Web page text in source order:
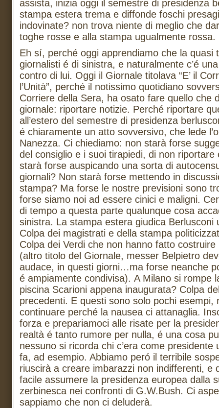
assista, inizia oggi il semestre di presidenza
stampa estera trema e diffonde foschi
indovinate? non trova niente di meglio che
toghe rosse e alla stampa ugualmente rossa.
Eh sí, perché oggi apprendiamo che la quasi
giornalisti é di sinistra, e naturalmente c’é
contro di lui. Oggi il Giornale titolava “E’ il
l’Unità”, perché il notissimo quotidiano
Corriere della Sera, ha osato fare quello che
giornale: riportare notizie. Perché riportare
all’estero del semestre di presidenza
é chiaramente un atto sovversivo, che lede
Nanezza. Ci chiediamo: non starà forse
del consiglio e i suoi tirapiedi, di non riportare
starà forse auspicando una sorta di
giornali? Non starà forse mettendo in
stampa? Ma forse le nostre previsioni sono
forse siamo noi ad essere cinici e maligni.
di tempo a questa parte qualunque cosa
sinistra. La stampa estera giudica Berlusconi
Colpa dei magistrati e della stampa
Colpa dei Verdi che non hanno fatto
(altro titolo del Giornale, messer Belpietro
audace, in questi giorni…ma forse neanche
é ampiamente condivisa). A Milano si rompe
piscina Scarioni appena inaugurata? Colpa
precedenti. E questi sono solo pochi esempi,
continuare perché la nausea ci attanaglia.
forza e prepariamoci alle risate per la
realtà é tanto rumore per nulla, é una cosa
nessuno si ricorda chi c’era come presidente
fa, ad esempio. Abbiamo peró il terribile
riuscirà a creare imbarazzi non indifferenti, e
facile assumere la presidenza europea dalla
zerbinesca nei confronti di G.W.Bush. Ci
sappiamo che non ci deluderà.